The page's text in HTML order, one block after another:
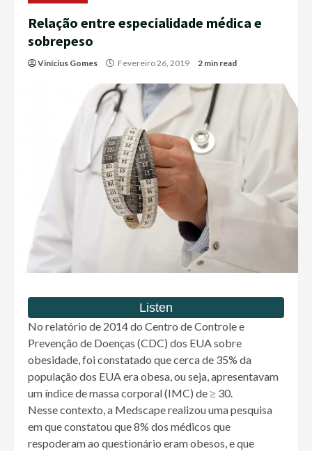
Relação entre especialidade médica e
sobrepeso
Vinícius Gomes Fevereiro 26, 2019 2 min read
No relatório de 2014 do Centro de Controle e
Prevenção de Doenças (CDC) dos EUA sobre
obesidade, foi constatado que cerca de 35% da
população dos EUA era obesa, ou seja, apresentavam
um índice de massa corporal (IMC) de ≥ 30.
Nesse contexto, a Medscape realizou uma pesquisa
em que constatou que 8% dos médicos que
respoderam ao questionário eram obesos, e que